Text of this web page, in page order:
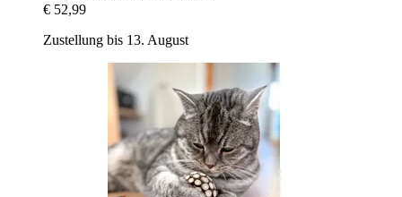
€ 52,99
Zustellung bis 13. August